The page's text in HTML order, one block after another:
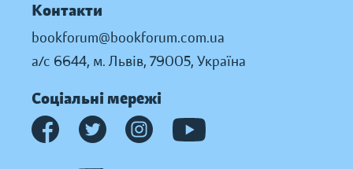
Контакти
bookforum@bookforum.com.ua
а/с 6644, м. Львів, 79005, Україна
Соціальні мережі